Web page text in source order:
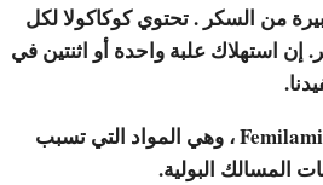
من السكر . تحتوي كوكاكولا لكل
ما يقرب من 10 مكعبات من السكر. إن استهلاك علبة واحدة أو اثنتين في
و Femilamina ، وهي المواد التي تسبب
المسالك البولية.